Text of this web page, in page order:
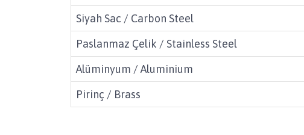
Siyah Sac / Carbon Steel
Paslanmaz Çelik / Stainless Steel
Alüminyum / Aluminium
Pirinç / Brass